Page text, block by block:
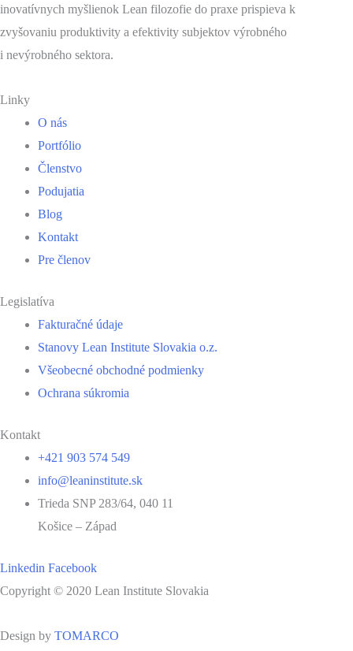
inovatívnych myšlienok Lean filozofie do praxe prispieva k
zvyšovaniu produktivity a efektivity subjektov výrobného
i nevýrobného sektora.
Linky
O nás
Portfólio
Členstvo
Podujatia
Blog
Kontakt
Pre členov
Legislatíva
Fakturačné údaje
Stanovy Lean Institute Slovakia o.z.
Všeobecné obchodné podmienky
Ochrana súkromia
Kontakt
+421 903 574 549
info@leaninstitute.sk
Trieda SNP 283/64, 040 11
Košice – Západ
Linkedin Facebook
Copyright © 2020 Lean Institute Slovakia
Design by TOMARCO